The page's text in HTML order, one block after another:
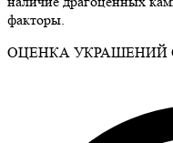
факторы.
ОЦЕНКА УКРАШЕНИЙ